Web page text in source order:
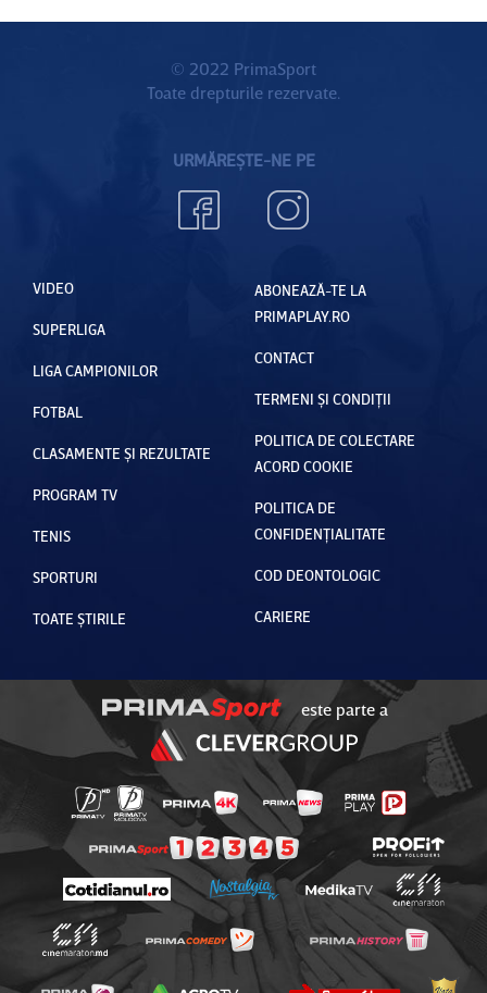
© 2022 PrimaSport
Toate drepturile rezervate.
URMĂREȘTE-NE PE
VIDEO
SUPERLIGA
LIGA CAMPIONILOR
FOTBAL
CLASAMENTE ȘI REZULTATE
PROGRAM TV
TENIS
SPORTURI
TOATE ȘTIRILE
ABONEAZĂ-TE LA
PRIMAPLAY.RO
CONTACT
TERMENI ȘI CONDIȚII
POLITICA DE COLECTARE
ACORD COOKIE
POLITICA DE
CONFIDENȚIALITATE
COD DEONTOLOGIC
CARIERE
este parte a